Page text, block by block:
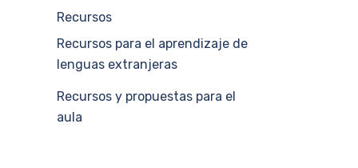
Recursos
Recursos para el aprendizaje de
lenguas extranjeras
Recursos y propuestas para el
aula